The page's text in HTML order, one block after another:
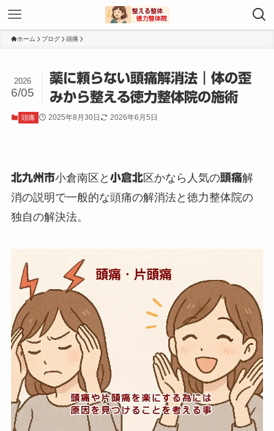
ホーム ブログ 頭痛
薬に頼らない頭痛解消法｜体の歪
みから整える徳力整体院の施術
2026
6/05
頭痛 2025年8月30日 2026年6月5日
北九州市小倉南区と 小倉北区かなら人気の頭痛解
消の説明で一般的な頭痛の解消法と徳力整体院の
独自の解決法。